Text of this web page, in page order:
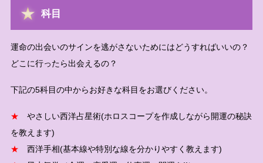
科目
運命の出会いのサインを逃がさないためにはどうすればいいの？
どこに行ったら出会えるの？
下記の5科目の中からお好きな科目をお選びください。
★ やさしい西洋占星術(ホロスコープを作成しながら開運の秘訣
を教えます)
★ 西洋手相(基本線や特別な線を分かりやすく教えます)